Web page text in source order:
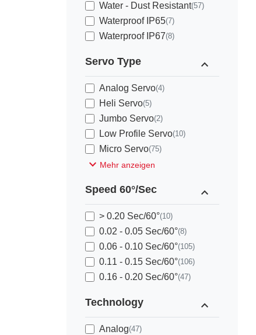
Water - Dust Resistant(57)
Waterproof IP65(7)
Waterproof IP67(8)
Servo Type expand_less
Analog Servo(4)
Heli Servo(5)
Jumbo Servo(2)
Low Profile Servo(10)
Micro Servo(75)
expand_more Mehr anzeigen
Speed 60°/Sec expand_less
> 0.20 Sec/60°(10)
0.02 - 0.05 Sec/60°(8)
0.06 - 0.10 Sec/60°(105)
0.11 - 0.15 Sec/60°(106)
0.16 - 0.20 Sec/60°(47)
Technology expand_less
Analog(47)